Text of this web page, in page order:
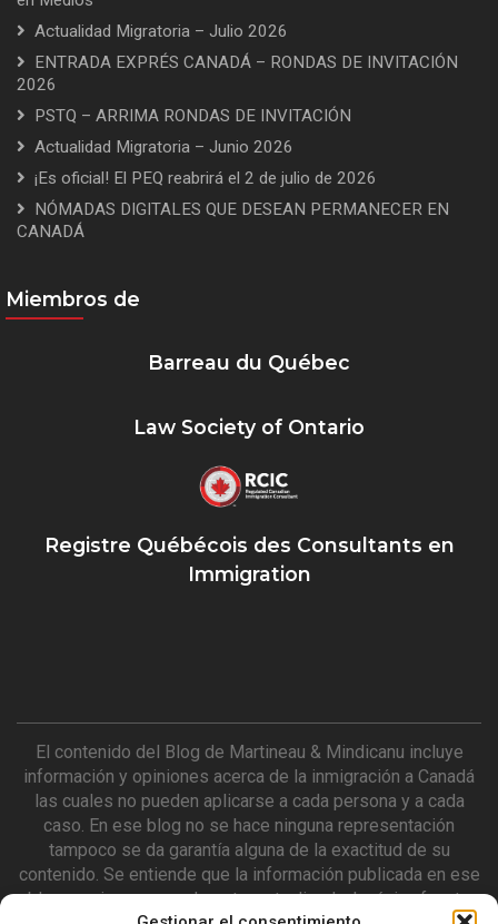
Actualidad Migratoria – Julio 2026
ENTRADA EXPRÉS CANADÁ – RONDAS DE INVITACIÓN
2026
PSTQ – ARRIMA RONDAS DE INVITACIÓN
Actualidad Migratoria – Junio 2026
¡Es oficial! El PEQ reabrirá el 2 de julio de 2026
NÓMADAS DIGITALES QUE DESEAN PERMANECER EN
CANADÁ
Miembros de
Barreau du Québec
Law Society of Ontario
Registre Québécois des Consultants en
Immigration
El contenido del Blog de Martineau & Mindicanu incluye
información y opiniones acerca de la inmigración a Canadá
las cuales no pueden aplicarse a cada persona y a cada
caso. En ese blog no se hace ninguna representación
tampoco se da garantía alguna de la exactitud de su
contenido. Se entiende que la información publicada en ese
blog no siempre puede estar actualizada. La única fuente